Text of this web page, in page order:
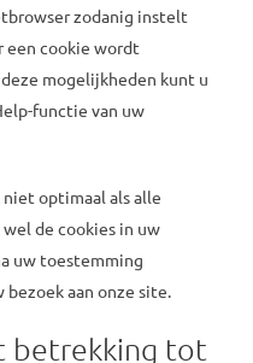
zodanig instelt
een cookie wordt
mogelijkheden kunt u
functie van uw
optimaal als alle
de cookies in uw
uw toestemming
aan onze site.
betrekking tot